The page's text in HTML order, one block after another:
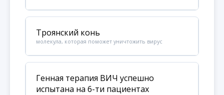
Троянский конь
молекула, которая поможет уничтожить вирус
Генная терапия ВИЧ успешно
испытана на 6-ти пациентах